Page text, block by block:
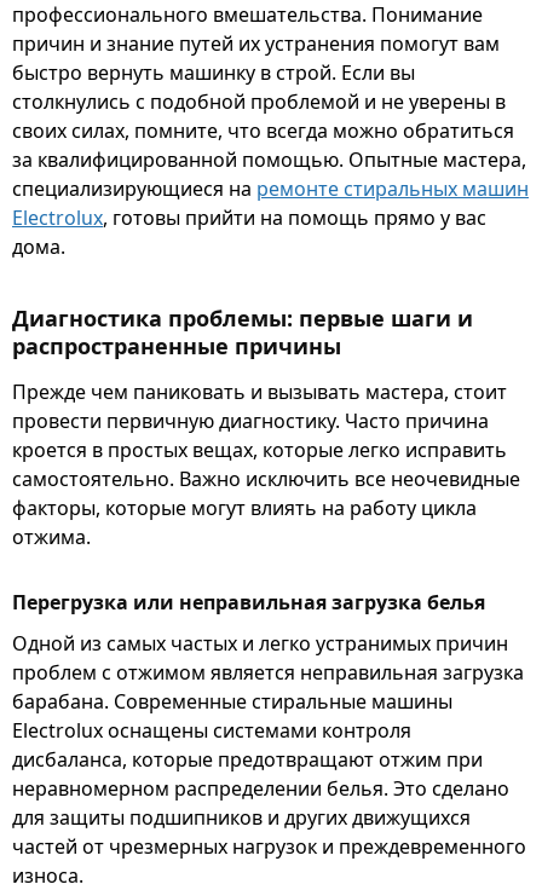
профессионального вмешательства. Понимание
причин и знание путей их устранения помогут вам
быстро вернуть машинку в строй. Если вы
столкнулись с подобной проблемой и не уверены в
своих силах, помните, что всегда можно обратиться
за квалифицированной помощью. Опытные мастера,
специализирующиеся на ремонте стиральных машин
Electrolux, готовы прийти на помощь прямо у вас
дома.
Диагностика проблемы: первые шаги и
распространенные причины
Прежде чем паниковать и вызывать мастера, стоит
провести первичную диагностику. Часто причина
кроется в простых вещах, которые легко исправить
самостоятельно. Важно исключить все неочевидные
факторы, которые могут влиять на работу цикла
отжима.
Перегрузка или неправильная загрузка белья
Одной из самых частых и легко устранимых причин
проблем с отжимом является неправильная загрузка
барабана. Современные стиральные машины
Electrolux оснащены системами контроля
дисбаланса, которые предотвращают отжим при
неравномерном распределении белья. Это сделано
для защиты подшипников и других движущихся
частей от чрезмерных нагрузок и преждевременного
износа.